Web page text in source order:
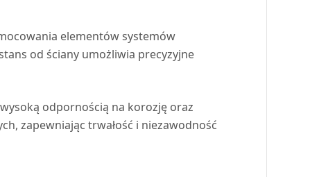
elementów systemów
od ściany umożliwia precyzyjne
odpornością na korozję oraz
zapewniając trwałość i niezawodność